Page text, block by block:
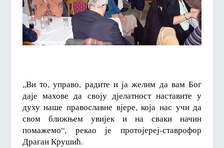
„Ви то, управо, радите и ја желим да вам Бог
даје махове да своју дјелатност наставите у
духу наше православне вјере, која нас учи да
свом ближњем увијек и на сваки начин
помажемо“, рекао је протојереј-ставрофор
Драган Крушић.